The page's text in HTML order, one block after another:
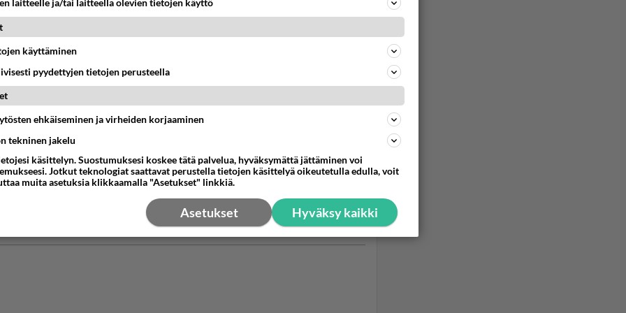
muutaman minuutin ajan, samalla paani on alaspain. Se
07-15 21:13:10
airkirjoitti:
nenastani kiinni nousun ajan, so. kunnes kone saavuttaa
Kommentoi
laitteelle ja/tai laitteella olevien tietojen käyttö
käyttäminen
pyydettyjen tietojen perusteella
ehkäiseminen ja virheiden korjaaminen
tekninen jakelu
käsittelyn. Suostumuksesi koskee tätä palvelua, hyväksymättä jättäminen voi
Jotkut teknologiat saattavat perustella tietojen käsittelyä oikeutetulla edulla, voit
muita asetuksia klikkaamalla "Asetukset" linkkiä.
Hyväksy kaikki
Asetukset